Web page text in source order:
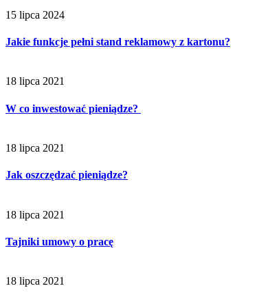
15 lipca 2024
Jakie funkcje pełni stand reklamowy z kartonu?
18 lipca 2021
W co inwestować pieniądze?
18 lipca 2021
Jak oszczędzać pieniądze?
18 lipca 2021
Tajniki umowy o pracę
18 lipca 2021